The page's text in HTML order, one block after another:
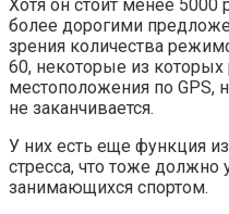
Хотя он стоит менее 5000
более дорогими
зрения количества
60, некоторые из
местоположения по GPS,
не заканчивается.
У них есть еще функция
стресса, что тоже
занимающихся спортом.